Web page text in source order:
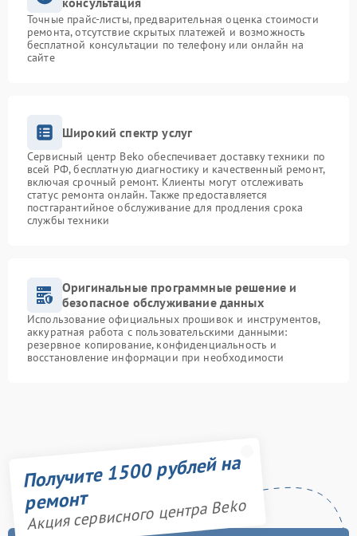
Точные прайс-листы, предварительная оценка стоимости
ремонта, отсутствие скрытых платежей и возможность
бесплатной консультации по телефону или онлайн на
сайте
Широкий спектр услуг
Сервисный центр Beko обеспечивает доставку техники по
всей РФ, бесплатную диагностику и качественный ремонт,
включая срочный ремонт. Клиенты могут отслеживать
статус ремонта онлайн. Также предоставляется
постгарантийное обслуживание для продления срока
службы техники
Оригинальные программные решение и
безопасное обслуживание данных
Использование официальных прошивок и инструментов,
аккуратная работа с пользовательскими данными:
резервное копирование, конфиденциальность и
восстановление информации при необходимости
Получите 1500 рублей на
ремонт
Акция сервисного центра Beko